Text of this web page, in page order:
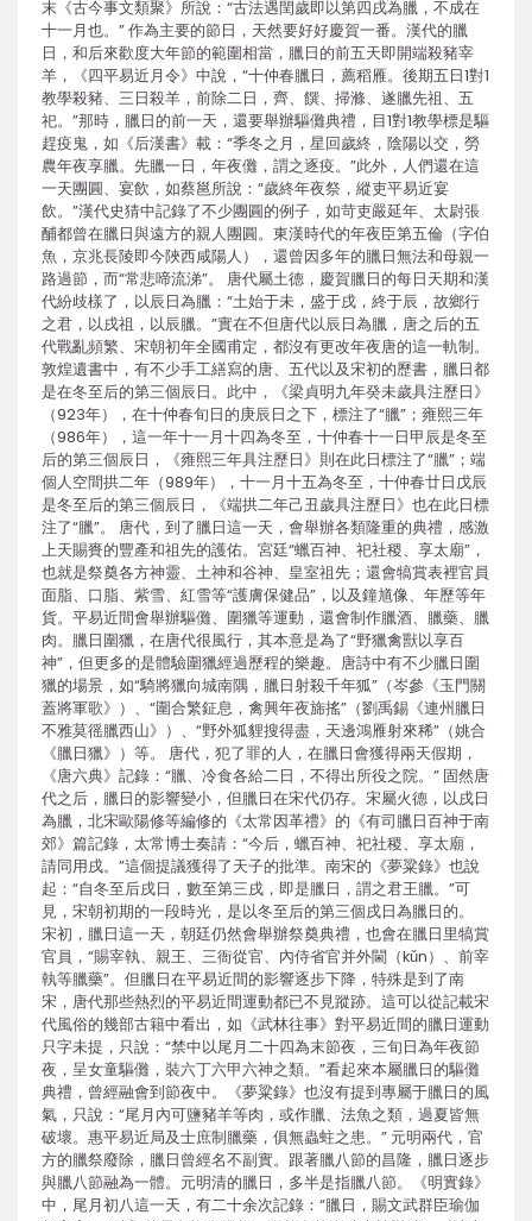
末《古今事文類聚》所說：“古法遇閏歲即以第四戌為臘，不成在
十一月也。” 作為主要的節日，天然要好好慶賀一番。漢代的臘
日，和后來歡度大年節的範圍相當，臘日的前五天即開端殺豬宰
羊，《四平易近月令》中說，“十仲春臘日，薦稻雁。後期五日1對1
教學殺豬、三日殺羊，前除二日，齊、饌、掃滌、遂臘先祖、五
祀。”那時，臘日的前一天，還要舉辦驅儺典禮，目1對1教學標是驅
趕疫鬼，如《后漢書》載：“季冬之月，星回歲終，陰陽以交，勞
農年夜享臘。先臘一日，年夜儺，謂之逐疫。”此外，人們還在這
一天團圓、宴飲，如蔡邕所說：“歲終年夜祭，縱吏平易近宴
飲。”漢代史猜中記錄了不少團圓的例子，如苛吏嚴延年、太尉張
酺都曾在臘日與遠方的親人團圓。東漢時代的年夜臣第五倫（字伯
魚，京兆長陵即今陜西咸陽人），還曾因多年的臘日無法和母親一
路過節，而“常悲啼流涕”。 唐代屬土德，慶賀臘日的每日天期和漢
代紛歧樣了，以辰日為臘：“土始于未，盛于戌，終于辰，故鄉行
之君，以戌祖，以辰臘。”實在不但唐代以辰日為臘，唐之后的五
代戰亂頻繁、宋朝初年全國甫定，都沒有更改年夜唐的這一軌制。
敦煌遺書中，有不少手工繕寫的唐、五代以及宋初的歷書，臘日都
是在冬至后的第三個辰日。此中，《梁貞明九年癸未歲具注歷日》
（923年），在十仲春旬日的庚辰日之下，標注了“臘”；雍熙三年
（986年），這一年十一月十四為冬至，十仲春十一日甲辰是冬至
后的第三個辰日，《雍熙三年具注歷日》則在此日標注了“臘”；端
個人空間拱二年（989年），十一月十五為冬至，十仲春廿日戊辰
是冬至后的第三個辰日，《端拱二年己丑歲具注歷日》也在此日標
注了“臘”。 唐代，到了臘日這一天，會舉辦各類隆重的典禮，感激
上天賜賚的豐產和祖先的護佑。宮廷“蠟百神、祀社稷、享太廟”，
也就是祭奠各方神靈、土神和谷神、皇室祖先；還會犒賞表裡官員
面脂、口脂、紫雪、紅雪等“護膚保健品”，以及鐘馗像、年歷等年
貨。平易近間會舉辦驅儺、圍獵等運動，還會制作臘酒、臘藥、臘
肉。臘日圍獵，在唐代很風行，其本意是為了“野獵禽獸以享百
神”，但更多的是體驗圍獵經過歷程的樂趣。唐詩中有不少臘日圍
獵的場景，如“騎將獵向城南隅，臘日射殺千年狐”（岑參《玉門關
蓋將軍歌》）、“圍合繁鉦息，禽興年夜旆搖”（劉禹錫《連州臘日
不雅莫徭臘西山》）、“野外狐貍搜得盡，天邊鴻雁射來稀”（姚合
《臘日獵》）等。 唐代，犯了罪的人，在臘日會獲得兩天假期，
《唐六典》記錄：“臘、冷食各給二日，不得出所役之院。” 固然唐
代之后，臘日的影響變小，但臘日在宋代仍存。宋屬火德，以戌日
為臘，北宋歐陽修等編修的《太常因革禮》的《有司臘日百神于南
郊》篇記錄，太常博士奏請：“今后，蠟百神、祀社稷、享太廟，
請同用戌。”這個提議獲得了天子的批準。南宋的《夢粱錄》也說
起：“自冬至后戌日，數至第三戌，即是臘日，謂之君王臘。”可
見，宋朝初期的一段時光，是以冬至后的第三個戌日為臘日的。
宋初，臘日這一天，朝廷仍然會舉辦祭奠典禮，也會在臘日里犒賞
官員，“賜宰執、親王、三衙從官、內侍省官并外閫（kǔn）、前宰
執等臘藥”。但臘日在平易近間的影響逐步下降，特殊是到了南
宋，唐代那些熱烈的平易近間運動都已不見蹤跡。這可以從記載宋
代風俗的幾部古籍中看出，如《武林往事》對平易近間的臘日運動
只字未提，只說：“禁中以尾月二十四為末節夜，三旬日為年夜節
夜，呈女童驅儺，裝六丁六甲六神之類。”看起來本屬臘日的驅儺
典禮，曾經融會到節夜中。《夢粱錄》也沒有提到專屬于臘日的風
氣，只說：“尾月內可鹽豬羊等肉，或作臘、法魚之類，過夏皆無
破壞。惠平易近局及士庶制臘藥，俱無蟲蛀之患。” 元明兩代，官
方的臘祭廢除，臘日曾經名不副實。跟著臘八節的昌隆，臘日逐步
與臘八節融為一體。元明清的臘日，多半是指臘八節。《明實錄》
中，尾月初八這一天，有二十余次記錄：“臘日，賜文武群臣瑜伽